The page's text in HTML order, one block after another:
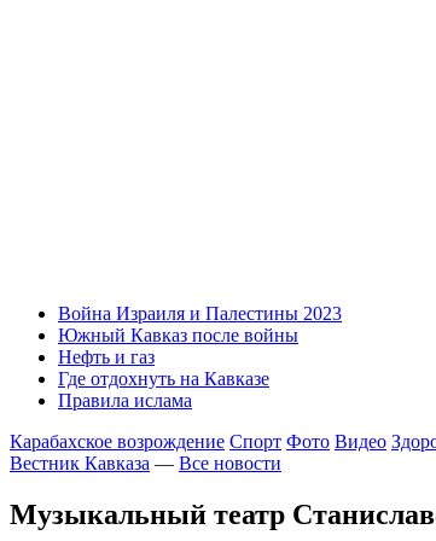
Война Израиля и Палестины 2023
Южный Кавказ после войны
Нефть и газ
Где отдохнуть на Кавказе
Правила ислама
Карабахское возрождение Спорт Фото Видео
Вестник Кавказа — Все новости
Музыкальный театр